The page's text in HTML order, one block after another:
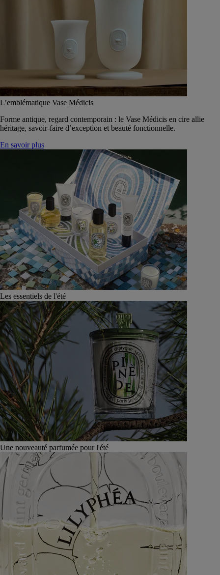
L’emblématique Vase Médicis
Forme antique, regard contemporain : le Vase Médicis en cire allie
héritage, savoir-faire d’exception et beauté fonctionnelle.
En savoir plus
Les essentiels de l'été
Une nouveauté parfumée pour l'été